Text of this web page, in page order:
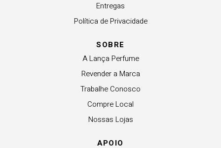
Entregas
Política de Privacidade
SOBRE
A Lança Perfume
Revender a Marca
Trabalhe Conosco
Compre Local
Nossas Lojas
APOIO